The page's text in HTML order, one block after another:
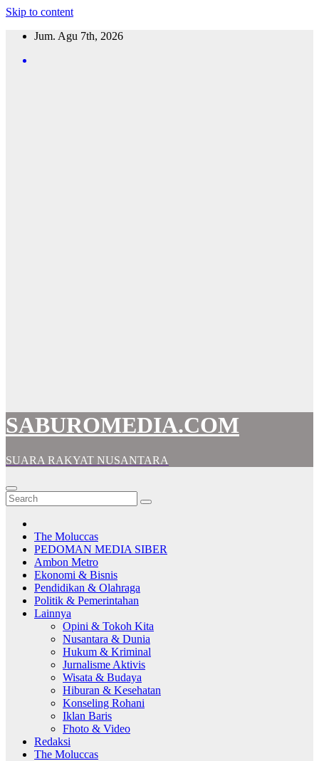
Skip to content
Jum. Agu 7th, 2026
SABUROMEDIA.COM
SUARA RAKYAT NUSANTARA
The Moluccas
PEDOMAN MEDIA SIBER
Ambon Metro
Ekonomi & Bisnis
Pendidikan & Olahraga
Politik & Pemerintahan
Lainnya
Opini & Tokoh Kita
Nusantara & Dunia
Hukum & Kriminal
Jurnalisme Aktivis
Wisata & Budaya
Hiburan & Kesehatan
Konseling Rohani
Iklan Baris
Fhoto & Video
Redaksi
The Moluccas